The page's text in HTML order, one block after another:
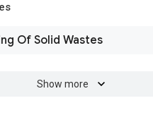
Of Solid Wastes
Show more